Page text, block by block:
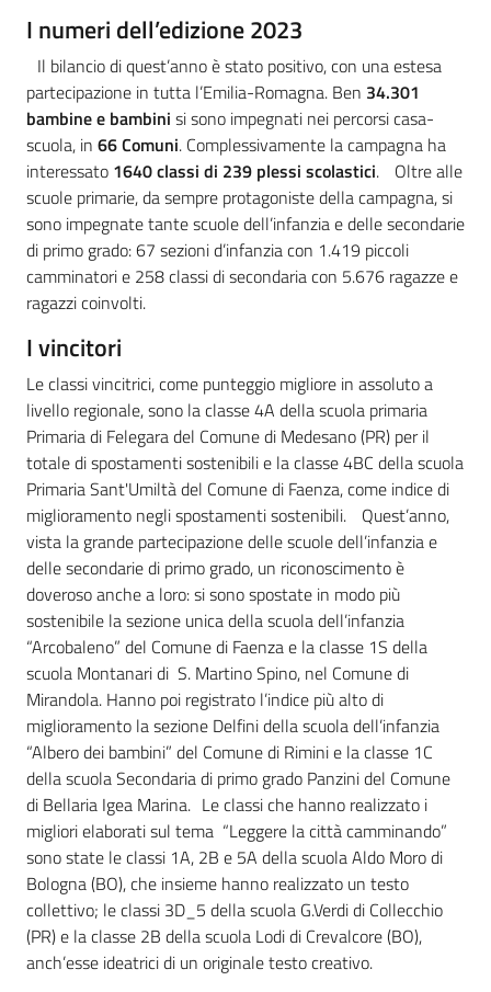
I numeri dell’edizione 2023
Il bilancio di quest’anno è stato positivo, con una estesa
partecipazione in tutta l’Emilia-Romagna. Ben 34.301
bambine e bambini si sono impegnati nei percorsi casa-
scuola, in 66 Comuni. Complessivamente la campagna ha
interessato 1640 classi di 239 plessi scolastici. Oltre alle
scuole primarie, da sempre protagoniste della campagna, si
sono impegnate tante scuole dell’infanzia e delle secondarie
di primo grado: 67 sezioni d’infanzia con 1.419 piccoli
camminatori e 258 classi di secondaria con 5.676 ragazze e
ragazzi coinvolti.
I vincitori
Le classi vincitrici, come punteggio migliore in assoluto a
livello regionale, sono la classe 4A della scuola primaria
Primaria di Felegara del Comune di Medesano (PR) per il
totale di spostamenti sostenibili e la classe 4BC della scuola
Primaria Sant'Umiltà del Comune di Faenza, come indice di
miglioramento negli spostamenti sostenibili. Quest’anno,
vista la grande partecipazione delle scuole dell’infanzia e
delle secondarie di primo grado, un riconoscimento è
doveroso anche a loro: si sono spostate in modo più
sostenibile la sezione unica della scuola dell’infanzia
“Arcobaleno” del Comune di Faenza e la classe 1S della
scuola Montanari di S. Martino Spino, nel Comune di
Mirandola. Hanno poi registrato l’indice più alto di
miglioramento la sezione Delfini della scuola dell’infanzia
“Albero dei bambini” del Comune di Rimini e la classe 1C
della scuola Secondaria di primo grado Panzini del Comune
di Bellaria Igea Marina. Le classi che hanno realizzato i
migliori elaborati sul tema “Leggere la città camminando”
sono state le classi 1A, 2B e 5A della scuola Aldo Moro di
Bologna (BO), che insieme hanno realizzato un testo
collettivo; le classi 3D_5 della scuola G.Verdi di Collecchio
(PR) e la classe 2B della scuola Lodi di Crevalcore (BO),
anch’esse ideatrici di un originale testo creativo.